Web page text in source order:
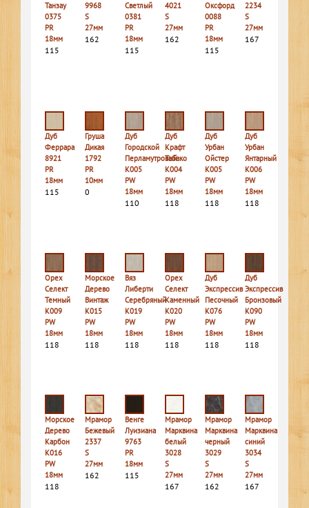
Танзау
0375
PR
18мм
115
9968
S
27мм
162
Светлый
0381
PR
18мм
115
4021
S
27мм
162
Оксфорд
0088
PR
18мм
115
2234
S
27мм
167
Дуб
Феррара
8921
PR
18мм
115
Груша
Дикая
1792
PR
10мм
0
Дуб
Городской
Перламутровый
K005
PW
18мм
110
Дуб
Крафт
Табако
K004
PW
18мм
118
Дуб
Урбан
Ойстер
K005
PW
18мм
118
Дуб
Урбан
Янтарный
K006
PW
18мм
118
Орех
Селект
Темный
K009
PW
18мм
118
Морское
Дерево
Винтаж
K015
PW
18мм
118
Вяз
Либерти
Серебряный
K019
PW
18мм
118
Орех
Селект
Каменный
K020
PW
18мм
118
Дуб
Экспрессив
Песочный
K076
PW
18мм
118
Дуб
Экспрессив
Бронзовый
K090
PW
18мм
118
Морское
Дерево
Карбон
K016
PW
18мм
118
Мрамор
Бежевый
2337
S
27мм
162
Венге
Луизиана
9763
PR
18мм
115
Мрамор
Марквина
белый
3028
S
27мм
167
Мрамор
Марквина
черный
3029
S
27мм
162
Мрамор
Марквина
синий
3034
S
27мм
167